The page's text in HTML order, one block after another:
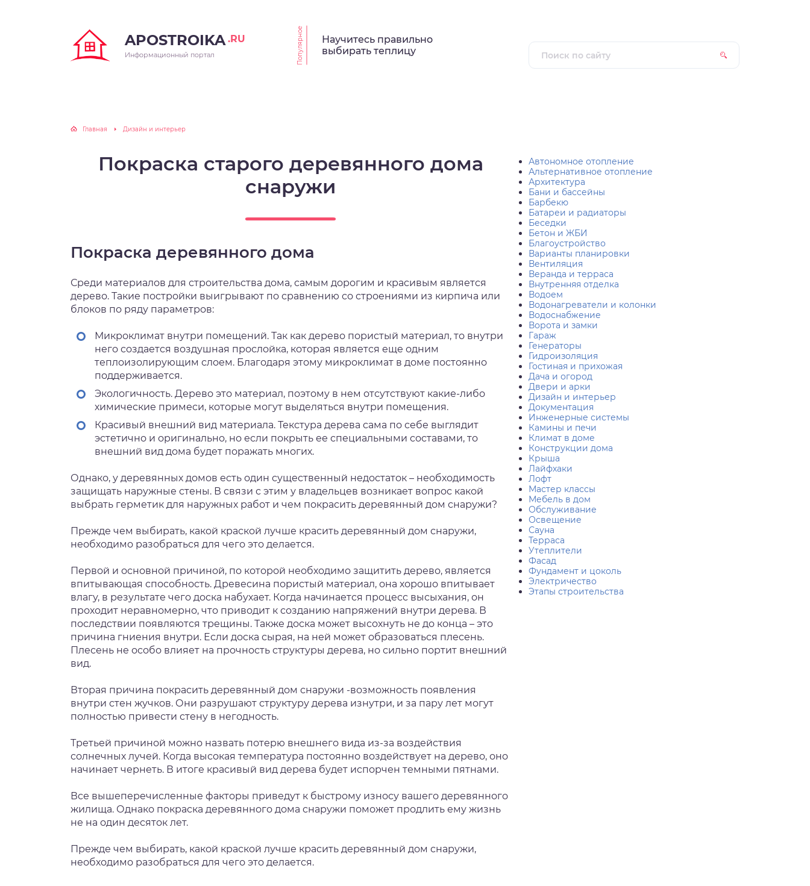
APOSTROIKA .RU
Информационный портал Популярное
Научитесь правильно
выбирать теплицу
Главная Дизайн и интерьер
Покраска старого деревянного дома
снаружи
Покраска деревянного дома
Среди материалов для строительства дома, самым дорогим и красивым является
дерево. Такие постройки выигрывают по сравнению со строениями из кирпича или
блоков по ряду параметров:
Микроклимат внутри помещений. Так как дерево пористый материал, то внутри
него создается воздушная прослойка, которая является еще одним
теплоизолирующим слоем. Благодаря этому микроклимат в доме постоянно
поддерживается.
Экологичность. Дерево это материал, поэтому в нем отсутствуют какие-либо
химические примеси, которые могут выделяться внутри помещения.
Красивый внешний вид материала. Текстура дерева сама по себе выглядит
эстетично и оригинально, но если покрыть ее специальными составами, то
внешний вид дома будет поражать многих.
Однако, у деревянных домов есть один существенный недостаток – необходимость
защищать наружные стены. В связи с этим у владельцев возникает вопрос какой
выбрать герметик для наружных работ и чем покрасить деревянный дом снаружи?
Прежде чем выбирать, какой краской лучше красить деревянный дом снаружи,
необходимо разобраться для чего это делается.
Первой и основной причиной, по которой необходимо защитить дерево, является
впитывающая способность. Древесина пористый материал, она хорошо впитывает
влагу, в результате чего доска набухает. Когда начинается процесс высыхания, он
проходит неравномерно, что приводит к созданию напряжений внутри дерева. В
последствии появляются трещины. Также доска может высохнуть не до конца – это
причина гниения внутри. Если доска сырая, на ней может образоваться плесень.
Плесень не особо влияет на прочность структуры дерева, но сильно портит внешний
вид.
Вторая причина покрасить деревянный дом снаружи -возможность появления
внутри стен жучков. Они разрушают структуру дерева изнутри, и за пару лет могут
полностью привести стену в негодность.
Третьей причиной можно назвать потерю внешнего вида из-за воздействия
солнечных лучей. Когда высокая температура постоянно воздействует на дерево, оно
начинает чернеть. В итоге красивый вид дерева будет испорчен темными пятнами.
Все вышеперечисленные факторы приведут к быстрому износу вашего деревянного
жилища. Однако покраска деревянного дома снаружи поможет продлить ему жизнь
не на один десяток лет.
Прежде чем выбирать, какой краской лучше красить деревянный дом снаружи,
необходимо разобраться для чего это делается.
Автономное отопление
Альтернативное отопление
Архитектура
Бани и бассейны
Барбекю
Батареи и радиаторы
Беседки
Бетон и ЖБИ
Благоустройство
Варианты планировки
Вентиляция
Веранда и терраса
Внутренняя отделка
Водоем
Водонагреватели и колонки
Водоснабжение
Ворота и замки
Гараж
Генераторы
Гидроизоляция
Гостиная и прихожая
Дача и огород
Двери и арки
Дизайн и интерьер
Документация
Инженерные системы
Камины и печи
Климат в доме
Конструкции дома
Крыша
Лайфхаки
Лофт
Мастер классы
Мебель в дом
Обслуживание
Освещение
Сауна
Терраса
Утеплители
Фасад
Фундамент и цоколь
Электричество
Этапы строительства